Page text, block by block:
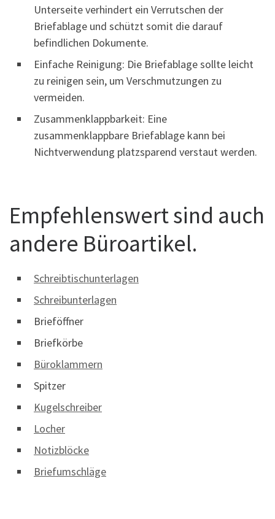
Unterseite verhindert ein Verrutschen der
Briefablage und schützt somit die darauf
befindlichen Dokumente.
Einfache Reinigung: Die Briefablage sollte leicht
zu reinigen sein, um Verschmutzungen zu
vermeiden.
Zusammenklappbarkeit: Eine
zusammenklappbare Briefablage kann bei
Nichtverwendung platzsparend verstaut werden.
Empfehlenswert sind auch
andere Büroartikel.
Schreibtischunterlagen
Schreibunterlagen
Brieföffner
Briefkörbe
Büroklammern
Spitzer
Kugelschreiber
Locher
Notizblöcke
Briefumschläge